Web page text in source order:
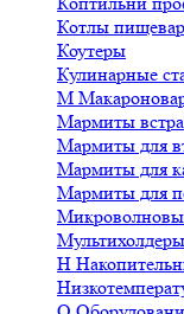
Котлы
Коутеры
Кулинарные
М
Мармиты
Мармиты для
Мармиты для
Мармиты для
Мультихолдеры
Н